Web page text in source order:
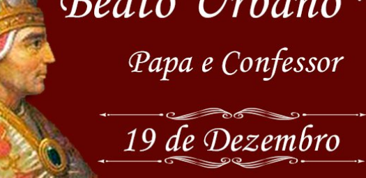
do Dia
somos nós
CARRINHO